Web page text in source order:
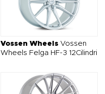
Vossen Wheels Vossen
Wheels Felga HF-3 12Cilindri